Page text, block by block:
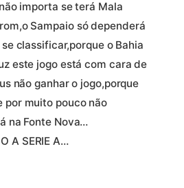
importa se terá Mala
Sampaio só dependerá
classificar,porque o Bahia
este jogo está com cara de
não ganhar o jogo,porque
por muito pouco não
na Fonte Nova…
A SERIE A…